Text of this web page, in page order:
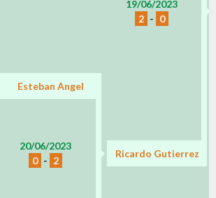
19/06/2023
2 - 0
Esteban Angel
20/06/2023
0 - 2
Ricardo Gutierrez